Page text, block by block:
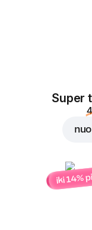
Super
nuo
iki 14%